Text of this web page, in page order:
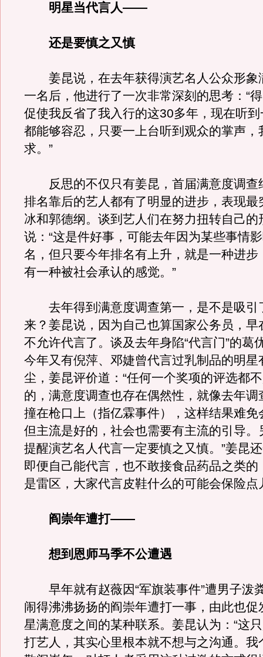
明星当代言人——
还是要慎之又慎
姜昆说，在去年获得演艺名人公众形象
一名后，他进行了一次非常深刻的思考：“
促使我反省了我入行的这30多年，现在听
都能够容忍，只要一上台听到观众的掌声，
求。”
反思的不仅只有姜昆，首届满意度调查
排名靠后的艺人都有了明显的进步，表现最
冰和郭德纲。谈到艺人们在努力扭转自己的
说：“这是件好事，可能去年因为某些事情
名，但只要今年排名有上升，就是一种进步
有一种被社会承认的感觉。”
去年得到满意度调查第一，是不是吸引
来？姜昆说，因为自己也算国家公务员，
不允许代言了。谈及去年身陷“代言门”的葛
今年又有倪萍、邓婕曾代言过乳制品的明星
尘，姜昆评价道：“任何一个奖项的评选都
的，满意度调查也存在偶然性，就像去年调
撞在枪口上（指亿霖事件），这样结果难免
但主流是好的，社会也需要有主流的引导。
提醒演艺名人代言一定要慎之又慎。”姜昆
即便自己能代言，也不敢接食品药品之类的
是雷区，大家代言皮鞋什么的可能会保险点
阎崇年遭打——
想到恩师马季不公遭遇
早年就有赵薇因“军旗装事件”遭男子泼
闹得沸沸扬扬的阎崇年遭打一事，由此也促
星满意度之间的某种联系。姜昆认为：“这
打艺人，其实心里根本就不想与之沟通。我